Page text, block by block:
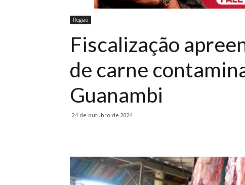
Região
Fiscalização
de carne
Guanambi
24 de outubro de 2024